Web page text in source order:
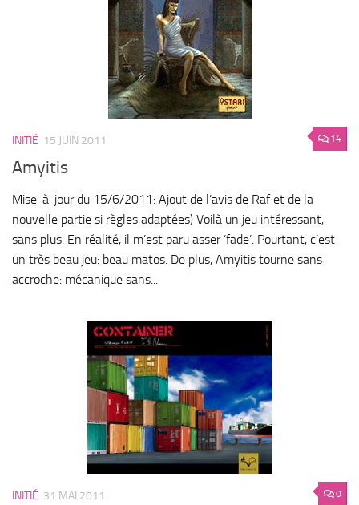
14
INITIÉ 15 JUIN 2011
Amyitis
Mise-à-jour du 15/6/2011: Ajout de l’avis de Raf et de la
nouvelle partie si règles adaptées) Voilà un jeu intéressant,
sans plus. En réalité, il m’est paru asser ‘fade’. Pourtant, c’est
un très beau jeu: beau matos. De plus, Amyitis tourne sans
accroche: mécanique sans...
0
INITIÉ 31 MAI 2011